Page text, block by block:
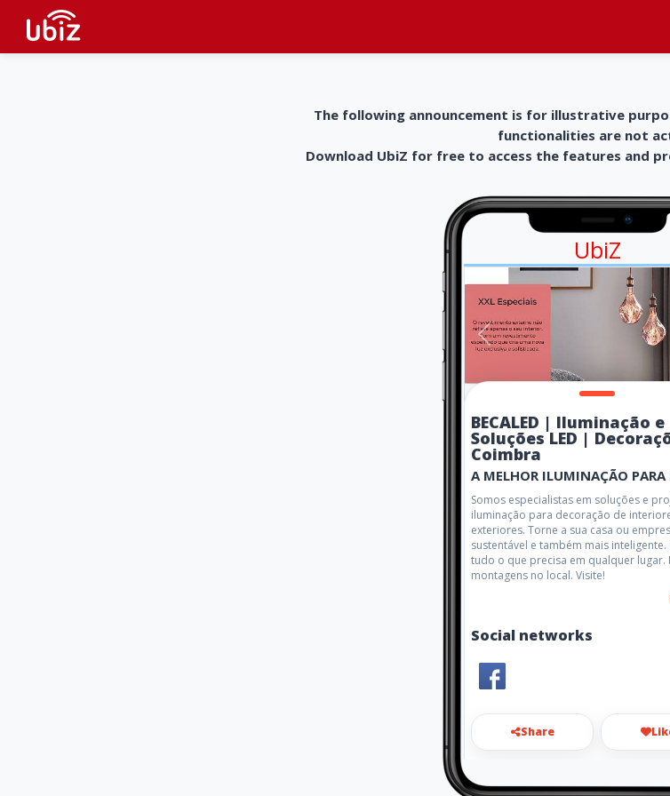
The following announcement is for illustrative
functionalities are not
Download UbiZ for free to access the features and
UbiZ
BECALED | Iluminação e
Soluções LED |
Coimbra
A MELHOR ILUMINAÇÃO PARA
Somos especialistas em soluções e
iluminação para decoração de
exteriores. Torne a sua casa ou
sustentável e também mais
tudo o que precisa em qualquer lugar.
montagens no local. Visite!
Social networks
Share
comercial@becaled.pt